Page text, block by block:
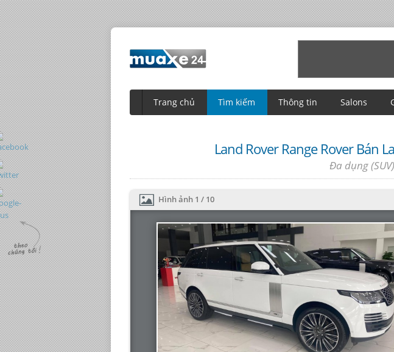
Trang chủ Tìm kiếm Thông tin Salons
Land Rover Range Rover Bán
Đa dụng
Hình ảnh 1 / 10